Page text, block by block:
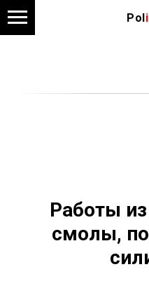
Pol i
Работы
смолы,